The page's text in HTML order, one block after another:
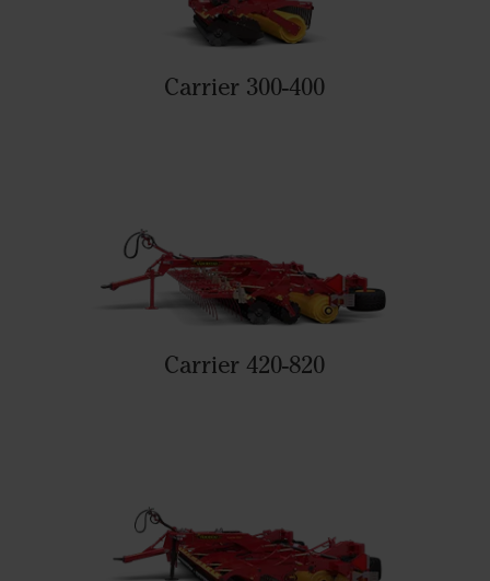
Carrier 300-400
Carrier 420-820